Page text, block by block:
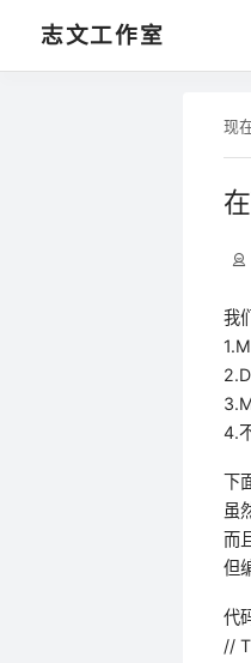
志文工作室
现
我
4.
下
虽
而
但
代
//